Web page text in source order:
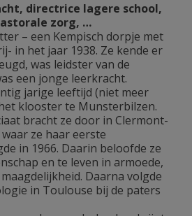
directrice lagere school,
zorg, …
– een Kempisch dorpje met
in het jaar 1938. Ze kende er
was leidster van de
een jonge leerkracht.
jarige leeftijd (niet meer
klooster te Munsterbilzen.
bracht ze door in Clermont-
ze haar eerste
in 1966. Daarin beloofde ze
en te leven in armoede,
Daarna volgde
in Toulouse bij de paters